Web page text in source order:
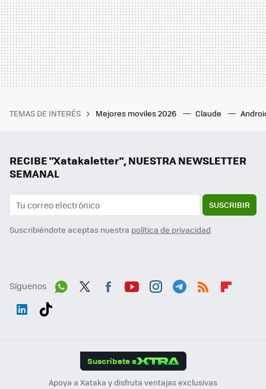
TEMAS DE INTERÉS Mejores moviles 2026 Claude
RECIBE "Xatakaletter", NUESTRA NEWSLETTER
SEMANAL
SUSCRIBIR
Suscribiéndote aceptas nuestra política de privacidad
Síguenos
Suscríbete a
Apoya a Xataka y disfruta ventajas exclusivas